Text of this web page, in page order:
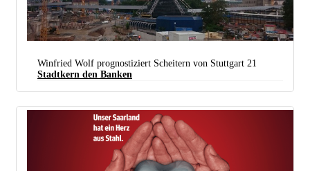
Wer Braucht Schon Einen Schlosspark? S21 Baustelle Am Hauptbahnhof In Stuttgart. (foto: Lars
Mörking)
Winfried Wolf prognostiziert Scheitern von Stuttgart 21
Stadtkern den Banken